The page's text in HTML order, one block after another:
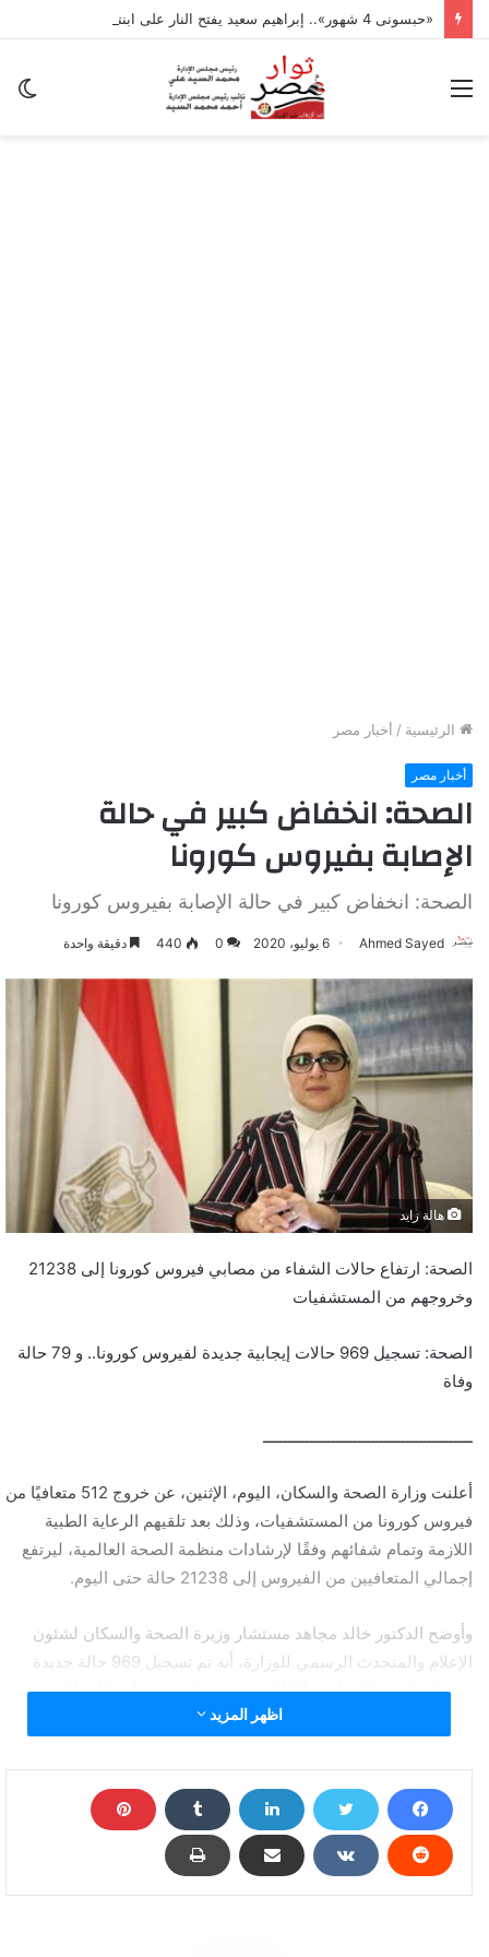
القائمة
الرئيسية / أخبار مصر
أخبار مصر
الصحة: انخفاض كبير في حالة
الإصابة بفيروس كورونا
الصحة: انخفاض كبير في حالة الإصابة بفيروس كورونا
Ahmed Sayed 6 يوليو، 2020 0
440 دقيقة واحدة
هالة زايد
الصحة: ارتفاع حالات الشفاء من مصابي فيروس كورونا إلى 21238
وخروجهم من المستشفيات
الصحة: تسجيل 969 حالات إيجابية جديدة لفيروس كورونا.. و 79 حالة
وفاة
ــــــــــــــــــــــــــــــــــــــــــــــــ
أعلنت وزارة الصحة والسكان، اليوم، الإثنين، عن خروج 512 متعافيًا من
فيروس كورونا من المستشفيات، وذلك بعد تلقيهم الرعاية الطبية
اللازمة وتمام شفائهم وفقًا لإرشادات منظمة الصحة العالمية، ليرتفع
إجمالي المتعافيين من الفيروس إلى 21238 حالة حتى اليوم.
وأوضح الدكتور خالد مجاهد مستشار وزيرة الصحة والسكان لشئون
الإعلام والمتحدث الرسمي للوزارة، أنه تم تسجيل 969 حالة جديدة
ثبتت إيجابية تحاليلها معمليًا للفيروس، وذلك ضمن إجراءات الترصد
والتقصي والفحوصات اللازمة التي تُجريها الوزارة وفقًا لإرشادات
وقال “مجاهد” إنه طبقًا لتوصيات منظمة الصحة العالمية الصادرة في
٢٧ مايو ٢٠٢٠، فإن زوال الأعراض المرضية لمدة 10 أيام من الإصابة
يعد مؤشرًا لتعافي المريض من فيروس كورونا.
اظهر المزيد